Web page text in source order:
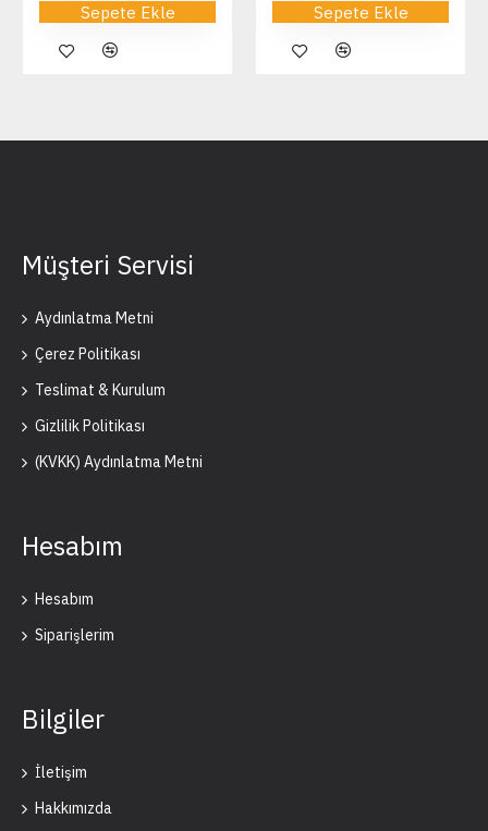
Sepete Ekle Sepete Ekle
Müşteri Servisi
Aydınlatma Metni
Çerez Politikası
Teslimat & Kurulum
Gizlilik Politikası
(KVKK) Aydınlatma Metni
Hesabım
Hesabım
Siparişlerim
Bilgiler
İletişim
Hakkımızda